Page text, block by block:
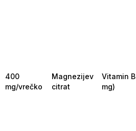
400
mg/vrečko
Magnezijev
citrat
Vitamin
mg)